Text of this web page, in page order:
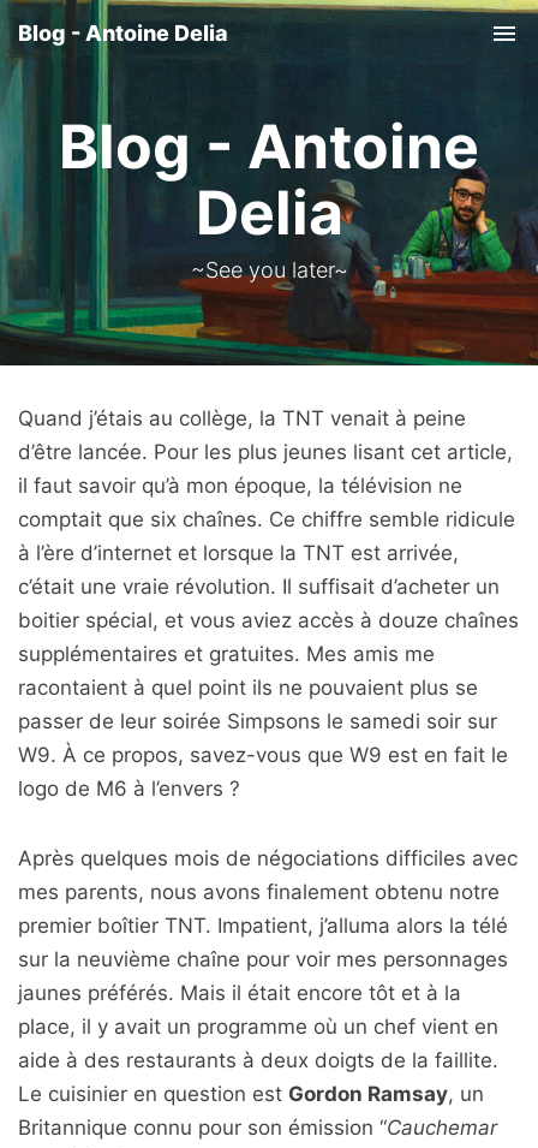
Blog - Antoine Delia
Blog - Antoine
Delia
~See you later~
Quand j’étais au collège, la TNT venait à peine
d’être lancée. Pour les plus jeunes lisant cet article,
il faut savoir qu’à mon époque, la télévision ne
comptait que six chaînes. Ce chiffre semble ridicule
à l’ère d’internet et lorsque la TNT est arrivée,
c’était une vraie révolution. Il suffisait d’acheter un
boitier spécial, et vous aviez accès à douze chaînes
supplémentaires et gratuites. Mes amis me
racontaient à quel point ils ne pouvaient plus se
passer de leur soirée Simpsons le samedi soir sur
W9. À ce propos, savez-vous que W9 est en fait le
logo de M6 à l’envers ?
Après quelques mois de négociations difficiles avec
mes parents, nous avons finalement obtenu notre
premier boîtier TNT. Impatient, j’alluma alors la télé
sur la neuvième chaîne pour voir mes personnages
jaunes préférés. Mais il était encore tôt et à la
place, il y avait un programme où un chef vient en
aide à des restaurants à deux doigts de la faillite.
Le cuisinier en question est Gordon Ramsay, un
Britannique connu pour son émission “Cauchemar